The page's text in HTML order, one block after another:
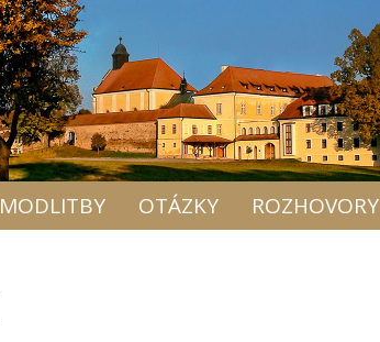
MODLITBY OTÁZKY ROZHOVORY